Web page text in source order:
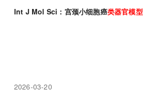
Int J Mol Sci：宫颈小细胞癌类器官模型
2026-03-20